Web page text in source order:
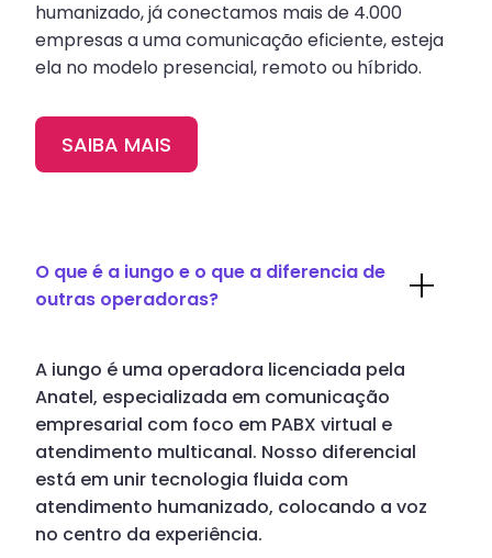
humanizado, já conectamos mais de 4.000
empresas a uma comunicação eficiente, esteja
ela no modelo presencial, remoto ou híbrido.
SAIBA MAIS
O que é a iungo e o que a diferencia de
outras operadoras?
A iungo é uma operadora licenciada pela
Anatel, especializada em comunicação
empresarial com foco em PABX virtual e
atendimento multicanal. Nosso diferencial
está em unir tecnologia fluida com
atendimento humanizado, colocando a voz
no centro da experiência.